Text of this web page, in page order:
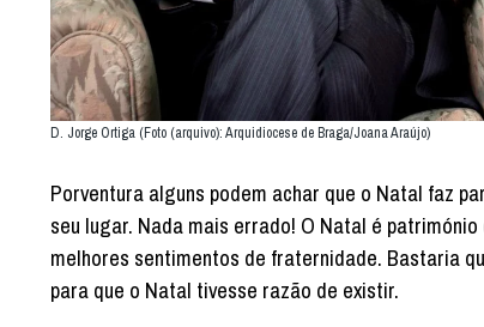
D. Jorge Ortiga (Foto (arquivo): Arquidiocese de Braga/Joana Araújo)
Porventura alguns podem achar que o Natal faz
seu lugar. Nada mais errado! O Natal é
melhores sentimentos de fraternidade. Bastaria
para que o Natal tivesse razão de existir.